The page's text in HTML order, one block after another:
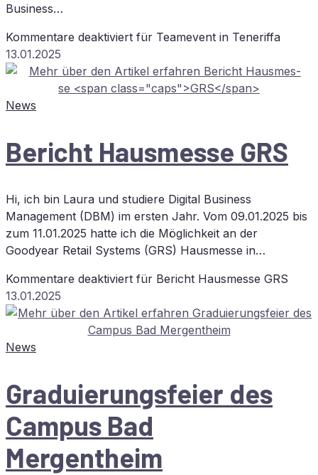
Business…
Kommentare deaktiviert für Team­e­vent in Teneriffa
13.01.2025
News
Be­richt Haus­mes­se GRS
Hi, ich bin Laura und studiere Digital Business
Management (DBM) im ersten Jahr. Vom 09.01.2025 bis
zum 11.01.2025 hatte ich die Möglichkeit an der
Goodyear Retail Systems (GRS) Hausmesse in…
Kommentare deaktiviert für Be­richt Haus­mes­se GRS
13.01.2025
News
Gra­du­ie­rungs­fei­er des
Cam­pus Bad
Mergentheim